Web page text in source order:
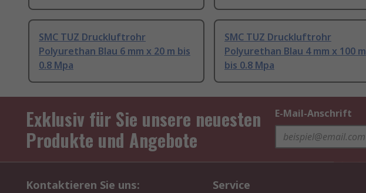
SMC TUZ Druckluftrohr
Polyurethan Blau 6 mm x 20 m bis
0.8 Mpa
SMC TUZ Druckluftrohr
Polyurethan Blau 4 mm x 100 m
bis 0.8 Mpa
Exklusiv für Sie unsere neuesten
Produkte und Angebote
E-Mail-Anschrift
Kontaktieren Sie uns: Service